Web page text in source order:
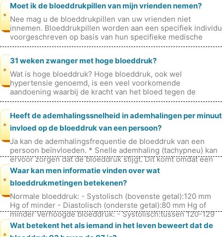
*
Moet ik de bloeddrukpillen van mijn vrienden nemen?
Nee mag u de bloeddrukpillen van uw vrienden niet
innemen. Bloeddrukpillen worden aan een specifiek individu
voorgeschreven op basis van hun specifieke medische
toestand en worden gecontrole
*
31 weken zwanger met hoge bloeddruk?
Wat is hoge bloeddruk? Hoge bloeddruk, ook wel
hypertensie genoemd, is een veel voorkomende
aandoening waarbij de kracht van het bloed tegen de
wanden van de slagaders te hoog is. Dit kan
*
Heeft de ademhalingssnelheid in ademhalingen per minuut
invloed op de bloeddruk van een persoon?
Ja kan de ademhalingsfrequentie de bloeddruk van een
persoon beïnvloeden. * Snelle ademhaling (tachypneu) kan
ervoor zorgen dat de bloeddruk stijgt. Dit komt omdat een
snelle ademhaling ka
*
Waar kan men informatie vinden over wat
bloeddrukmetingen betekenen?
Normale bloeddruk: - Systolisch (bovenste getal):120 mm
Hg of minder - Diastolisch (onderste getal):80 mm Hg of
minder Verhoogde bloeddruk: - Systolisch:tussen 120-129
mm Hg - Diasto
Wat betekent het als iemand in het leven beweert dat de